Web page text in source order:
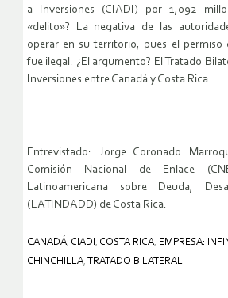
a Inversiones (CIADI) por 1,092
«delito»? La negativa de las
operar en su territorio, pues el
fue ilegal. ¿El argumento? El Tratado
Inversiones entre Canadá y Costa Rica.
Entrevistado: Jorge Coronado
Comisión Nacional de Enlace
Latinoamericana sobre Deuda,
(LATINDADD) de Costa Rica.
CANADÁ, CIADI , COSTA RICA, EMPRESA:
CHINCHILLA, TRATADO BILATERAL